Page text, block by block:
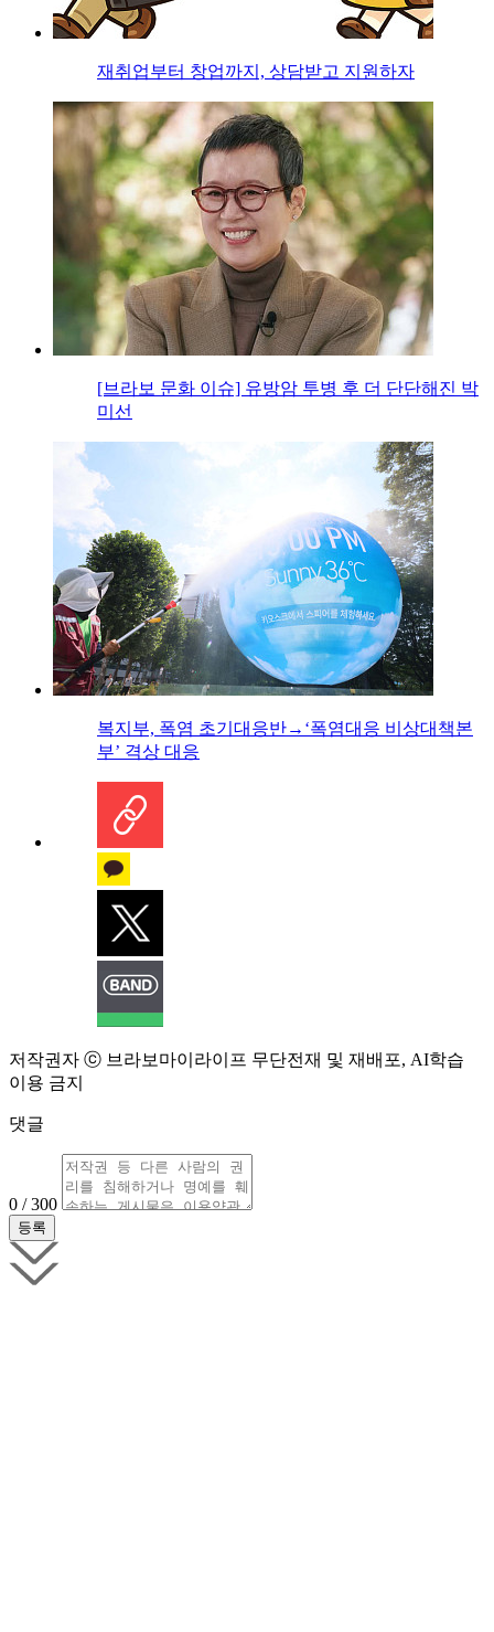
재취업부터 창업까지, 상담받고 지원하자
[브라보 문화 이슈] 유방암 투병 후 더 단단해진 박
미선
복지부, 폭염 초기대응반→‘폭염대응 비상대책본
부’ 격상 대응
저작권자 ⓒ 브라보마이라이프 무단전재 및 재배포, AI학습
이용 금지
댓글
0 / 300